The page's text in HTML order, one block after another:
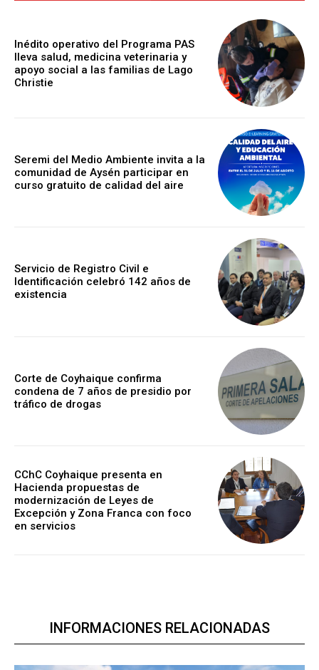
Inédito operativo del Programa PAS
lleva salud, medicina veterinaria y
apoyo social a las familias de Lago
Christie
Seremi del Medio Ambiente invita a la
comunidad de Aysén participar en
curso gratuito de calidad del aire
Servicio de Registro Civil e
Identificación celebró 142 años de
existencia
Corte de Coyhaique confirma
condena de 7 años de presidio por
tráfico de drogas
CChC Coyhaique presenta en
Hacienda propuestas de
modernización de Leyes de
Excepción y Zona Franca con foco
en servicios
INFORMACIONES RELACIONADAS